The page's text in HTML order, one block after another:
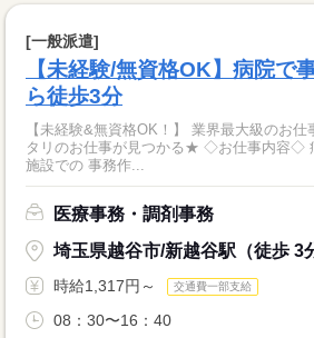
[一般派遣]
【未経験/無資格OK】病院で
ら徒歩3分
【未経験&無資格OK！】 業界最大級のお
タリのお仕事が見つかる★ ◇お仕事内容◇ 病院やクリニック、介護
施設での 事務作...
医療事務・調剤事務
埼玉県越谷市/新越谷駅（徒歩 3
時給1,317円～ 交通費一部支給
08：30〜16：40